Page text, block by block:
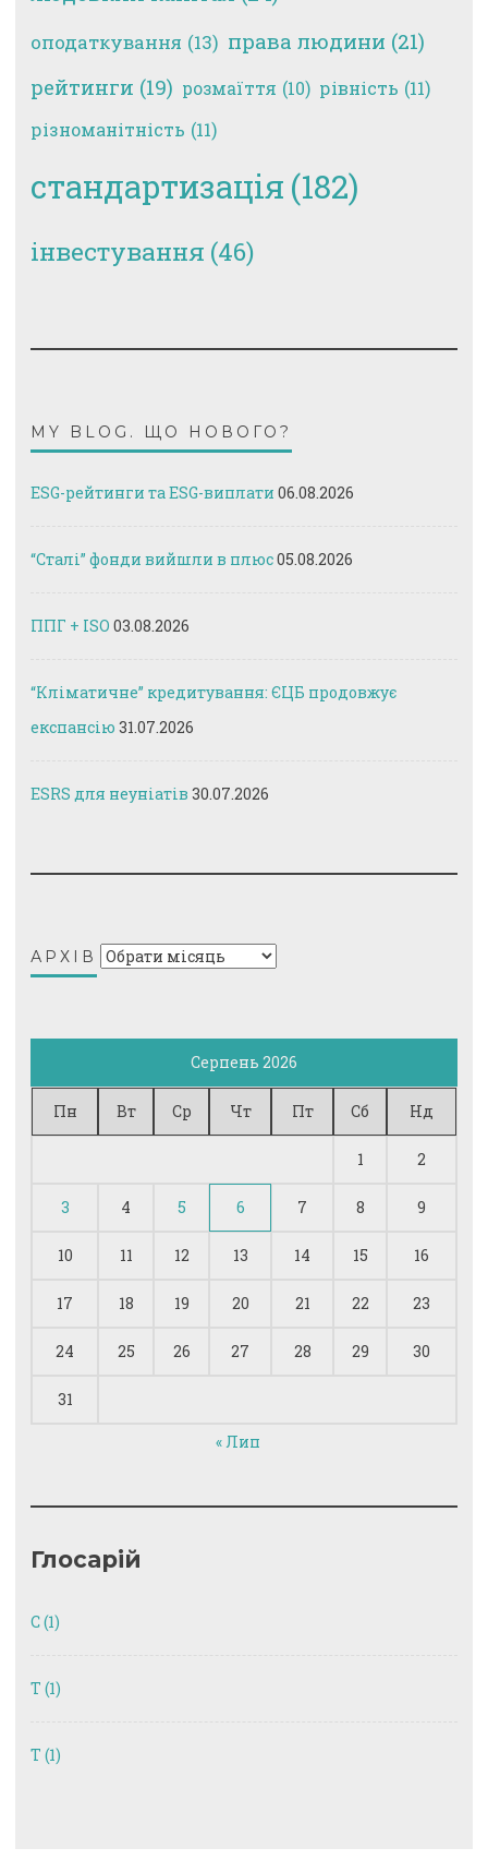
оподаткування (13) права людини (21)
рейтинги (19) розмаїття (10) рівність (11)
різноманітність (11)
стандартизація (182)
інвестування (46)
MY BLOG. ЩО НОВОГО?
ESG-рейтинги та ESG-виплати 06.08.2026
“Сталі” фонди вийшли в плюс05.08.2026
ППГ + ISO 03.08.2026
“Кліматичне” кредитування: ЄЦБ продовжує
експансію 31.07.2026
ESRS для неуніатів 30.07.2026
АРХІВ Архів
Серпень 2026
Пн Вт Ср Чт Пт Сб Нд
1 2
3 4 5 6 7 8 9
10 11 12 13 14 15 16
17 18 19 20 21 22 23
24 25 26 27 28 29 30
31
« Лип
Глосарій
C(1)
T (1)
Т (1)